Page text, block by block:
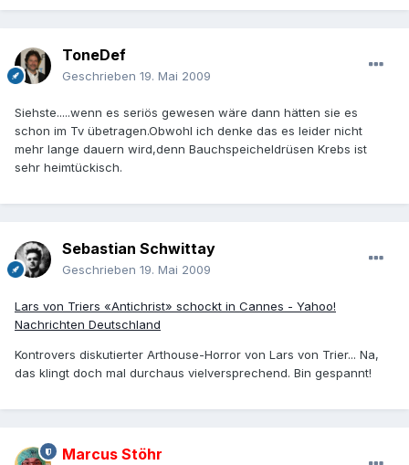
ToneDef
Geschrieben 19. Mai 2009
Siehste.....wenn es seriös gewesen wäre dann hätten sie es
schon im Tv übetragen.Obwohl ich denke das es leider nicht
mehr lange dauern wird,denn Bauchspeicheldrüsen Krebs ist
sehr heimtückisch.
Sebastian Schwittay
Geschrieben 19. Mai 2009
Lars von Triers «Antichrist» schockt in Cannes - Yahoo!
Nachrichten Deutschland
Kontrovers diskutierter Arthouse-Horror von Lars von Trier... Na,
das klingt doch mal durchaus vielversprechend. Bin gespannt!
Marcus Stöhr